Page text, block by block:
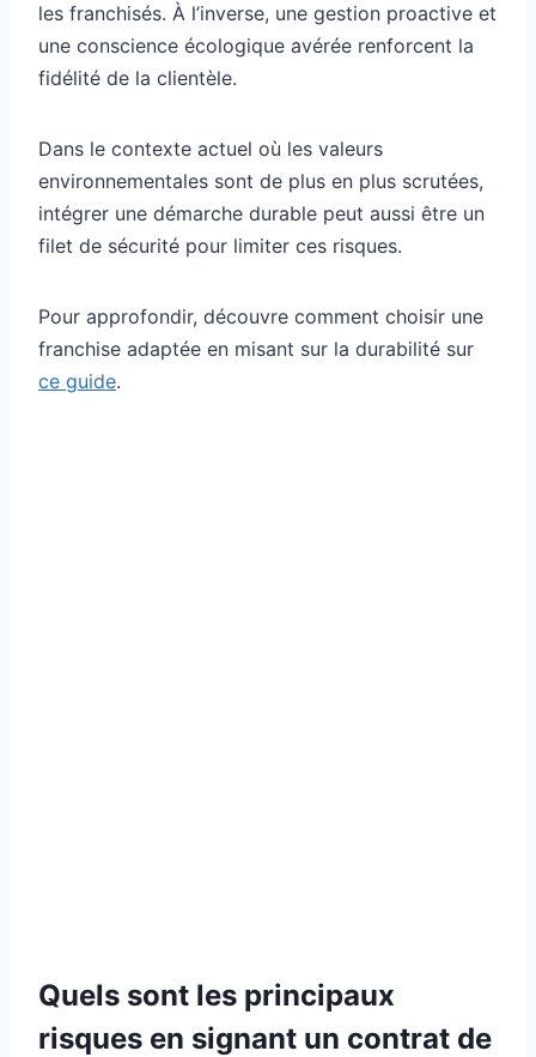
les franchisés. À l’inverse, une gestion proactive et
une conscience écologique avérée renforcent la
fidélité de la clientèle.
Dans le contexte actuel où les valeurs
environnementales sont de plus en plus scrutées,
intégrer une démarche durable peut aussi être un
filet de sécurité pour limiter ces risques.
Pour approfondir, découvre comment choisir une
franchise adaptée en misant sur la durabilité sur
ce guide.
Quels sont les principaux
risques en signant un contrat de